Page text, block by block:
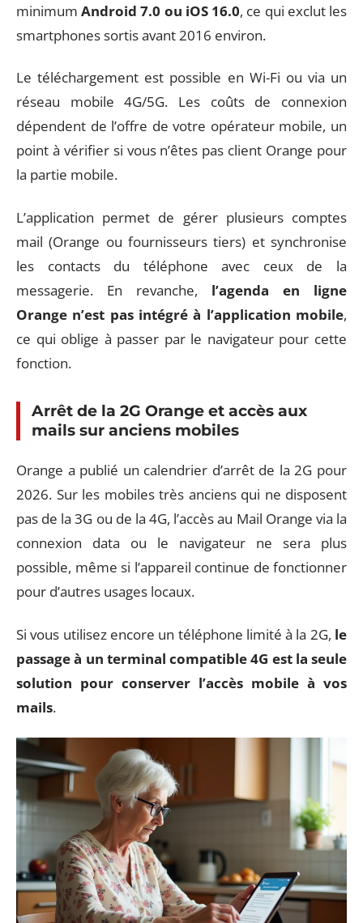
minimumAndroid 7.0 ou iOS 16.0, ce qui exclut les
smartphones sortis avant 2016 environ.
Le téléchargement est possible en Wi-Fi ou via un
réseau mobile 4G/5G. Les coûts de connexion
dépendent de l’offre de votre opérateur mobile, un
point à vérifier si vous n’êtes pas client Orange pour
la partie mobile.
L’application permet de gérer plusieurs comptes
mail (Orange ou fournisseurs tiers) et synchronise
les contacts du téléphone avec ceux de la
messagerie. En revanche, l’agenda en ligne
Orange n’est pas intégré à l’application mobile,
ce qui oblige à passer par le navigateur pour cette
fonction.
Arrêt de la 2G Orange et accès aux
mails sur anciens mobiles
Orange a publié un calendrier d’arrêt de la 2G pour
2026. Sur les mobiles très anciens qui ne disposent
pas de la 3G ou de la 4G, l’accès au Mail Orange via la
connexion data ou le navigateur ne sera plus
possible, même si l’appareil continue de fonctionner
pour d’autres usages locaux.
Si vous utilisez encore un téléphone limité à la 2G, le
passage à un terminal compatible 4G est la seule
solution pour conserver l’accès mobile à vos
mails.